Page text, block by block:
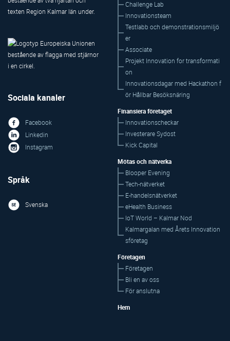
Sociala kanaler
Facebook
Linkedin
Instagram
Språk
Svenska
Challenge Lab
Innovationsteam
Testlabb och demonstrationsmiljö
er
Associate
Projekt Innovation for transformati
on
Innovationsdagar med Hackathon f
ör Hållbar Besöksnäring
Finansiera företaget
Innovationscheckar
Investerare Sydost
Kick Capital
Mötas och nätverka
Blooper Evening
Tech-nätverket
E-handelsnätverket
eHealth Business
IoT World – Kalmar Nod
Kalmargalan med Årets Innovation
sföretag
Företagen
Företagen
Bli en av oss
För anslutna
Hem